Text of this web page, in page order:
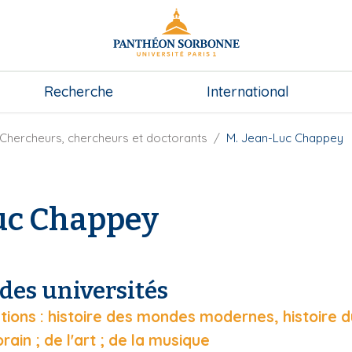
Recherche International
chercheurs et doctorants M. Jean-Luc Chappey
Chappey
universités
: histoire des mondes modernes, histoire
; de l'art ; de la musique